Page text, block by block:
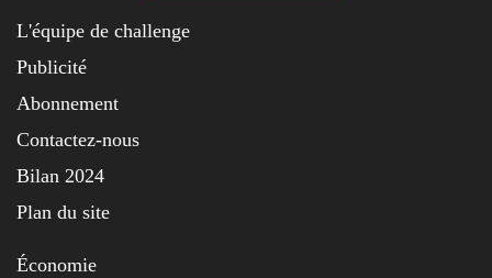
L'équipe de challenge
Publicité
Abonnement
Contactez-nous
Bilan 2024
Plan du site
Économie